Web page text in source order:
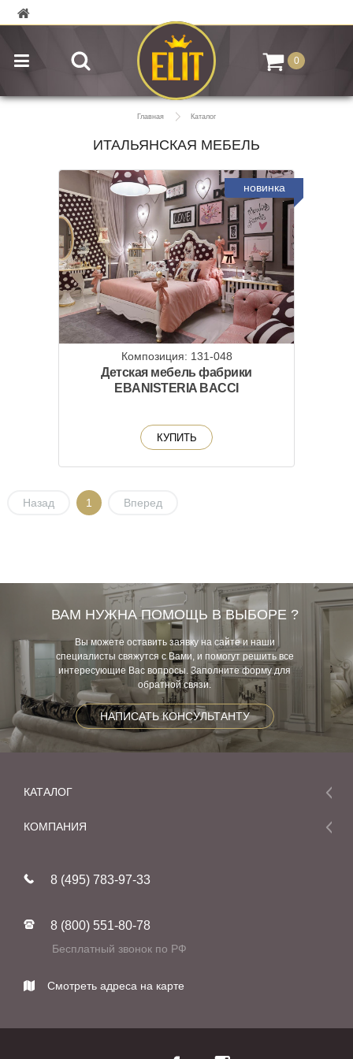
0
Главная Каталог
ИТАЛЬЯНСКАЯ МЕБЕЛЬ
новинка
Композиция: 131-048
Детская мебель фабрики
EBANISTERIA BACCI
КУПИТЬ
Назад 1 Вперед
ВАМ НУЖНА ПОМОЩЬ В ВЫБОРЕ ?
Вы можете оставить заявку на сайте и наши
специалисты свяжутся с Вами, и помогут решить все
интересующие Вас вопросы. Заполните форму для
обратной связи.
НАПИСАТЬ КОНСУЛЬТАНТУ
КАТАЛОГ
Мебель
Фабрики
КОМПАНИЯ
Реставрация
Контакты
8 (495) 783-97-33
8 (800) 551-80-78
Бесплатный звонок по РФ
Смотреть адреса на карте